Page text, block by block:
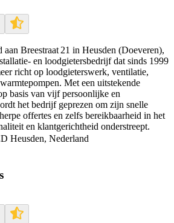
Breestraat 21 in Heusden (Doeveren),
en loodgietersbedrijf dat sinds 1999
richt op loodgieterswerk, ventilatie,
Met een uitstekende
basis van vijf persoonlijke en
het bedrijf geprezen om zijn snelle
offertes en zelfs bereikbaarheid in het
en klantgerichtheid onderstreept.
Heusden, Nederland